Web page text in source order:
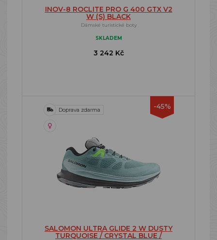
INOV-8 ROCLITE PRO G 400 GTX V2
W (S) BLACK
Dámské turistické boty
SKLADEM
3 242 Kč
-45%
Doprava zdarma
SALOMON ULTRA GLIDE 2 W DUSTY
TURQUOISE / CRYSTAL BLUE /